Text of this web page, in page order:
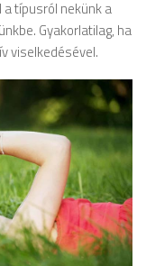
típusról nekünk a
Gyakorlatilag, ha
viselkedésével.